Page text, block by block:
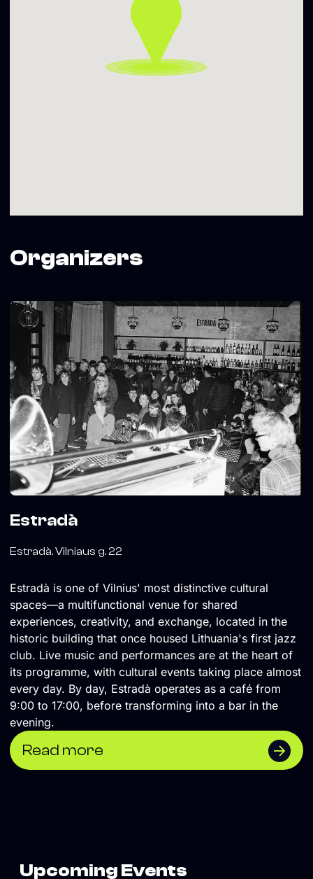
Organizers
Estradà
Estradà. Vilniaus g. 22
Estradà is one of Vilnius' most distinctive cultural
spaces—a multifunctional venue for shared
experiences, creativity, and exchange, located in the
historic building that once housed Lithuania's first jazz
club. Live music and performances are at the heart of
its programme, with cultural events taking place almost
every day. By day, Estradà operates as a café from
9:00 to 17:00, before transforming into a bar in the
evening.
Read more
Upcoming Events